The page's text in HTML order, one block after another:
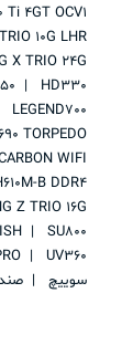
Ti 4GT OCV1
10G LHR
X TRIO 24G
HD330
LEGEND700
TORPEDO
WIFI
B DDR4
Z TRIO 16G
SU800
UV360
سوییچ